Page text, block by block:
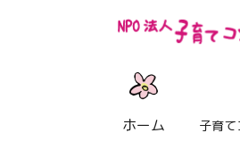
ホーム 子育